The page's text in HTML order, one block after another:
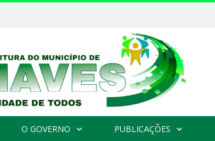
O GOVERNO PUBLICAÇÕES